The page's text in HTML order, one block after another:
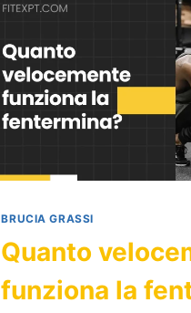
LE
FOTO
BRUCIA GRASSI
Quanto
funziona la